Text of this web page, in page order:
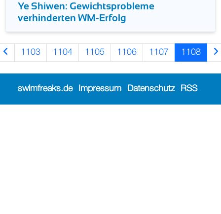
Ye Shiwen: Gewichtsprobleme
verhinderten WM-Erfolg
1103 1104 1105 1106 1107 1108
swimfreaks.de Impressum Datenschutz RSS